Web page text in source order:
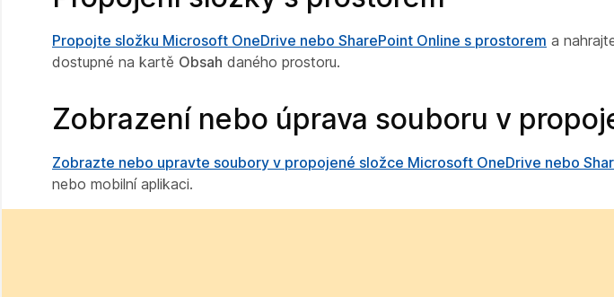
Propojte složku Microsoft OneDrive nebo SharePoint Online s prostorem a
dostupné na kartě Obsah daného prostoru.
Zobrazení nebo úprava souboru v
Zobrazte nebo upravte soubory v propojené složce Microsoft OneDrive nebo
nebo mobilní aplikaci.